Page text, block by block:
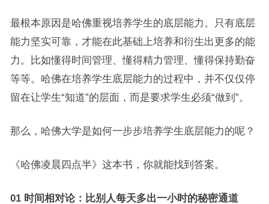
最根本原因是哈佛重视培养学生的底层能力。只有底层
能力坚实可靠，才能在此基础上培养和衍生出更多的能
力。比如懂得时间管理、懂得精力管理、懂得保持勤奋
等等。哈佛在培养学生底层能力的过程中，并不仅仅停
留在让学生“知道”的层面，而是要求学生必须“做到”。
那么，哈佛大学是如何一步步培养学生底层能力的呢？
《哈佛凌晨四点半》这本书，你就能找到答案。
01 时间相对论：比别人每天多出一小时的秘密通道